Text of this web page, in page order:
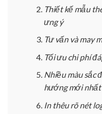
Thiết kế mẫu
ưng ý
Tư vấn và may
Tối ưu chi phí
Nhiều màu sắc
hướng mới nhất
In thêu rõ nét